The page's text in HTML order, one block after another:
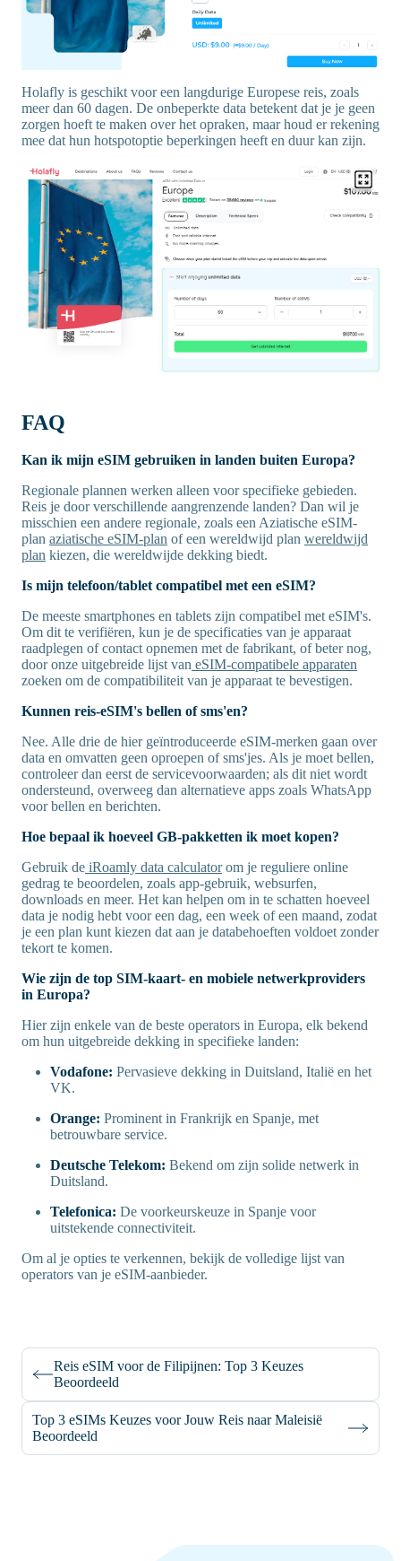
Holafly is geschikt voor een langdurige Europese reis, zoals
meer dan 60 dagen. De onbeperkte data betekent dat je je geen
zorgen hoeft te maken over het opraken, maar houd er rekening
mee dat hun hotspotoptie beperkingen heeft en duur kan zijn.
FAQ
Kan ik mijn eSIM gebruiken in landen buiten Europa?
Regionale plannen werken alleen voor specifieke gebieden.
Reis je door verschillende aangrenzende landen? Dan wil je
misschien een andere regionale, zoals een Aziatische eSIM-
plan aziatische eSIM-plan of een wereldwijd plan wereldwijd
plan kiezen, die wereldwijde dekking biedt.
Is mijn telefoon/tablet compatibel met een eSIM?
De meeste smartphones en tablets zijn compatibel met eSIM's.
Om dit te verifiëren, kun je de specificaties van je apparaat
raadplegen of contact opnemen met de fabrikant, of beter nog,
door onze uitgebreide lijst van eSIM-compatibele apparaten
zoeken om de compatibiliteit van je apparaat te bevestigen.
Kunnen reis-eSIM's bellen of sms'en?
Nee. Alle drie de hier geïntroduceerde eSIM-merken gaan over
data en omvatten geen oproepen of sms'jes. Als je moet bellen,
controleer dan eerst de servicevoorwaarden; als dit niet wordt
ondersteund, overweeg dan alternatieve apps zoals WhatsApp
voor bellen en berichten.
Hoe bepaal ik hoeveel GB-pakketten ik moet kopen?
Gebruik de iRoamly data calculatorom je reguliere online
gedrag te beoordelen, zoals app-gebruik, websurfen,
downloads en meer. Het kan helpen om in te schatten hoeveel
data je nodig hebt voor een dag, een week of een maand, zodat
je een plan kunt kiezen dat aan je databehoeften voldoet zonder
tekort te komen.
Wie zijn de top SIM-kaart- en mobiele netwerkproviders
in Europa?
Hier zijn enkele van de beste operators in Europa, elk bekend
om hun uitgebreide dekking in specifieke landen:
Vodafone: Pervasieve dekking in Duitsland, Italië en het
VK.
Orange: Prominent in Frankrijk en Spanje, met
betrouwbare service.
Deutsche Telekom: Bekend om zijn solide netwerk in
Duitsland.
Telefonica: De voorkeurskeuze in Spanje voor
uitstekende connectiviteit.
Om al je opties te verkennen, bekijk de volledige lijst van
operators van je eSIM-aanbieder.
Reis eSIM voor de Filipijnen: Top 3 Keuzes
Beoordeeld
Top 3 eSIMs Keuzes voor Jouw Reis naar Maleisië
Beoordeeld